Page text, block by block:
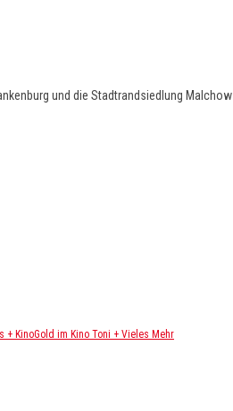
und die Stadtrandsiedlung Malchow
KinoGold im Kino Toni + Vieles Mehr